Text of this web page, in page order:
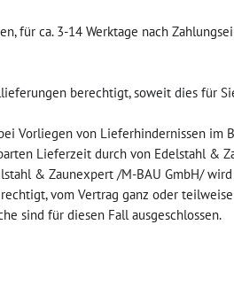
für ca. 3-14 Werktage nach
berechtigt, soweit dies für
Vorliegen von Lieferhindernissen im
Lieferzeit durch von Edelstahl &
& Zaunexpert /M-BAU GmbH/
vom Vertrag ganz oder
sind für diesen Fall ausgeschlossen.